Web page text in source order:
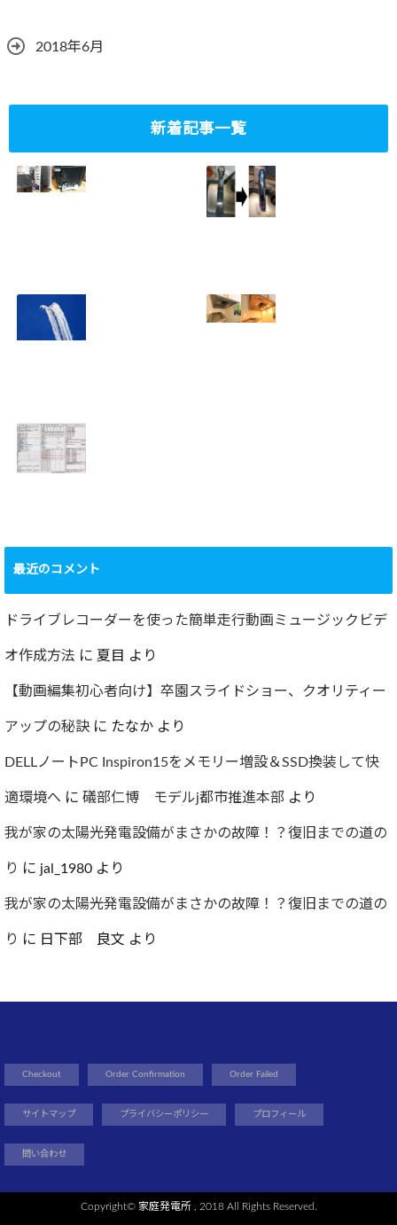
2018年6月
新着記事一覧
ド対応
2023.10.14
チレス水栓にDIY
で交換
撮影方法のレクチ
ャー
2022.12.24
要再検査となって
しまった…
2022.07.30
最近のコメント
ドライブレコーダーを使った簡単走行動画ミュージックビデ
オ作成方法 に 夏目 より
【動画編集初心者向け】卒園スライドショー、クオリティー
アップの秘訣に たなか より
DELLノートPC Inspiron15をメモリー増設＆SSD換装して快
適環境へ に 礒部仁博 モデルj都市推進本部 より
我が家の太陽光発電設備がまさかの故障！？復旧までの道の
り に jal_1980 より
我が家の太陽光発電設備がまさかの故障！？復旧までの道の
り に 日下部 良文 より
Checkout Order Confirmation Order Failed
サイトマップ プライバシーポリシー プロフィール
問い合わせ
Copyright© 家庭発電所, 2018 All Rights Reserved.